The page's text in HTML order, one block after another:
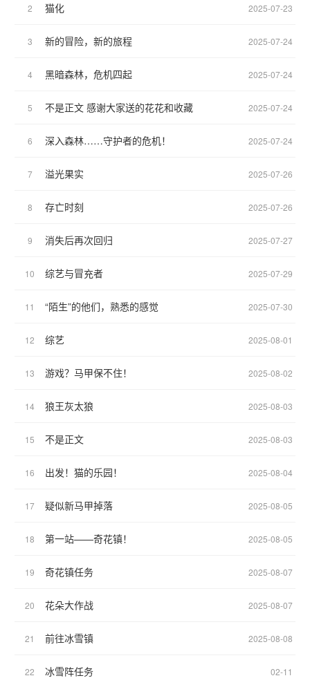
2 猫化 2025-07-23
3 新的冒险，新的旅程 2025-07-24
4 黑暗森林，危机四起 2025-07-24
5 不是正文 感谢大家送的花花和收藏 2025-07-24
6 深入森林……守护者的危机！ 2025-07-24
7 溢光果实 2025-07-26
8 存亡时刻 2025-07-26
9 消失后再次回归 2025-07-27
10 综艺与冒充者 2025-07-29
11 “陌生”的他们，熟悉的感觉 2025-07-30
12 综艺 2025-08-01
13 游戏？马甲保不住！ 2025-08-02
14 狼王灰太狼 2025-08-03
15 不是正文 2025-08-03
16 出发！猫的乐园！ 2025-08-04
17 疑似新马甲掉落 2025-08-05
18 第一站——奇花镇！ 2025-08-05
19 奇花镇任务 2025-08-07
20 花朵大作战 2025-08-07
21 前往冰雪镇 2025-08-08
22 冰雪阵任务 02-11